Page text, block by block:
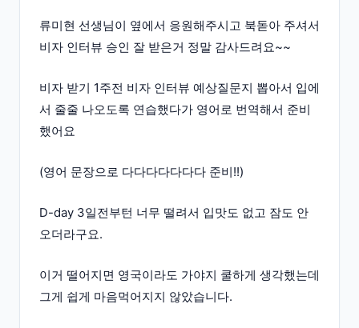
류미현 선생님이 옆에서 응원해주시고 북돋아 주셔서
비자 인터뷰 승인 잘 받은거 정말 감사드려요~~
비자 받기 1주전 비자 인터뷰 예상질문지 뽑아서 입에
서 줄줄 나오도록 연습했다가 영어로 번역해서 준비
했어요
(영어 문장으로 다다다다다다다 준비!!)
D-day 3일전부턴 너무 떨려서 입맛도 없고 잠도 안
오더라구요.
이거 떨어지면 영국이라도 가야지 쿨하게 생각했는데
그게 쉽게 마음먹어지지 않았습니다.